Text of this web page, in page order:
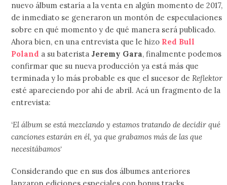
nuevo álbum estaría a la venta en algún momento de 2017,
de inmediato se generaron un montón de especulaciones
sobre en qué momento y de qué manera será publicado.
Ahora bien, en una entrevista que le hizo Red Bull
Poland a su baterista Jeremy Gara, finalmente podemos
confirmar que su nueva producción ya está más que
terminada y lo más probable es que el sucesor deReflektor
esté apareciendo por ahí de abril. Acá un fragmento de la
entrevista:
‘El álbum se está mezclando y estamos tratando de decidir qué
canciones estarán en él, ya que grabamos más de las que
necesitábamos‘
Considerando que en sus dos álbumes anteriores